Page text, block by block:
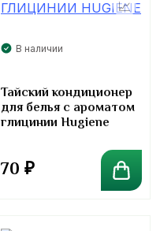
В наличии
Тайский кондиционер
для белья с ароматом
глицинии Hugiene
70 ₽